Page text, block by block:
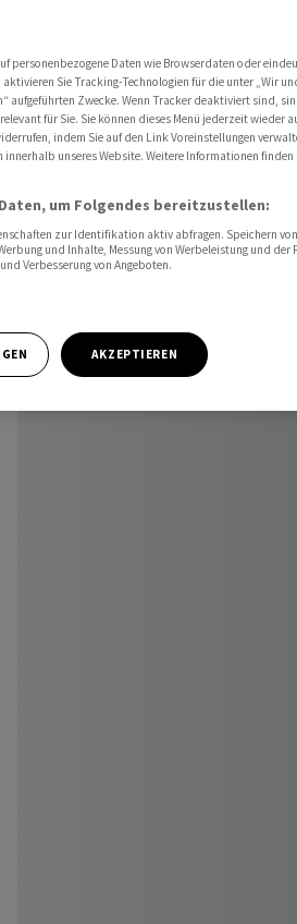
personenbezogene Daten wie Browserdaten oder
Sie Tracking-Technologien für die unter „Wir
aufgeführten Zwecke. Wenn Tracker deaktiviert sind,
für Sie. Sie können dieses Menü jederzeit wieder
indem Sie auf den Link Voreinstellungen
unseres Website. Weitere Informationen finden
um Folgendes bereitzustellen:
zur Identifikation aktiv abfragen. Speichern
und Inhalte, Messung von Werbeleistung und der
Verbesserung von Angeboten.
AKZEPTIEREN